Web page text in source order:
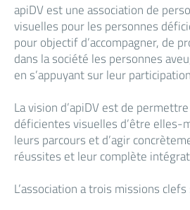
apiDV est une association de
visuelles pour les personnes
pour objectif d’accompagner, de
dans la société les personnes
en s’appuyant sur leur
La vision d’apiDV est de
déficientes visuelles d’être elles-
leurs parcours et d’agir
réussites et leur complète
L’association a trois missions clefs